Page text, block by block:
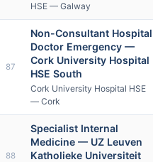
HSE — Galway
87
Non-Consultant Hospital
Doctor Emergency —
Cork University Hospital
HSE South
Cork University Hospital HSE
— Cork
88
Specialist Internal
Medicine — UZ Leuven
Katholieke Universiteit